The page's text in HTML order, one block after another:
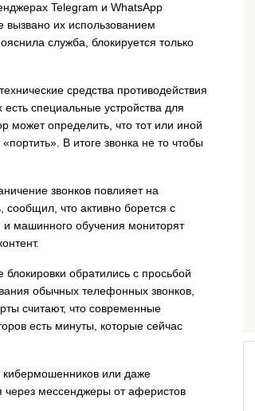
Telegram и WhatsApp
вызвано их использованием
служба, блокируется только
средства противодействия
специальные устройства для
может определить, что тот или иной
В итоге звонка не то чтобы
звонков повлияет на
сообщил, что активно борется с
машинного обучения мониторят
обратились с просьбой
обычных телефонных звонков,
считают, что современные
есть минуты, которые сейчас
кибермошенников или даже
мессенджеры от аферистов